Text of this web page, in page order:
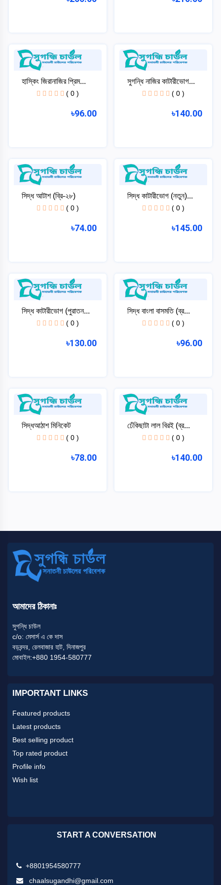
হাস্কিং জিরানাজির প্রিম...
( 0 )
৳96.00
সুগন্ধি নাজির কাটারীভোগ...
( 0 )
৳140.00
সিদ্ধ আটাশ (ব্রি-২৮)
( 0 )
৳74.00
সিদ্ধ কাটারীভোগ (নতুন)...
( 0 )
৳145.00
সিদ্ধ কাটারীভোগ (পুরাতন...
( 0 )
৳130.00
সিদ্ধ বাংলা বাসমতি (ব্র...
( 0 )
৳96.00
সিদ্ধআঠাশ মিনিকেট
( 0 )
৳78.00
ঢেঁকিছাটা লাল বিরই (ব্র...
( 0 )
৳140.00
আমাদের ঠিকানাঃ
সুগন্ধি চাউল
c/o: মেসার্স এ কে দাস
বড়বন্দর, রেলবাজার হাট, দিনাজপুর
মোবাইল:+880 1954-580777
IMPORTANT LINKS
Featured products
Latest products
Best selling product
Top rated product
Profile info
Wish list
START A CONVERSATION
+8801954580777
chaalsugandhi@gmail.com